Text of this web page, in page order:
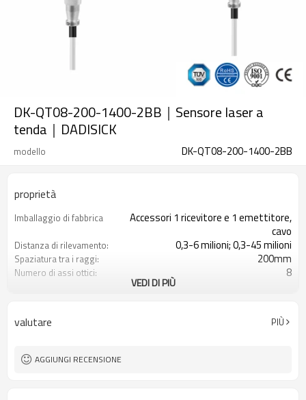
DK-QT08-200-1400-2BB｜Sensore laser a
tenda｜DADISICK
modello DK-QT08-200-1400-2BB
proprietà
Imballaggio di fabbrica
Accessori 1 ricevitore e 1 emettitore,
cavo
Distanza di rilevamento: 0,3-6 milioni; 0,3-45 milioni
Spaziatura tra i raggi: 200mm
Numero di assi ottici: 8
Spina di interfaccia Dotato di connettore M16
Certificazione:
VEDI DI PIÙ
valutare PIÙ
AGGIUNGI RECENSIONE